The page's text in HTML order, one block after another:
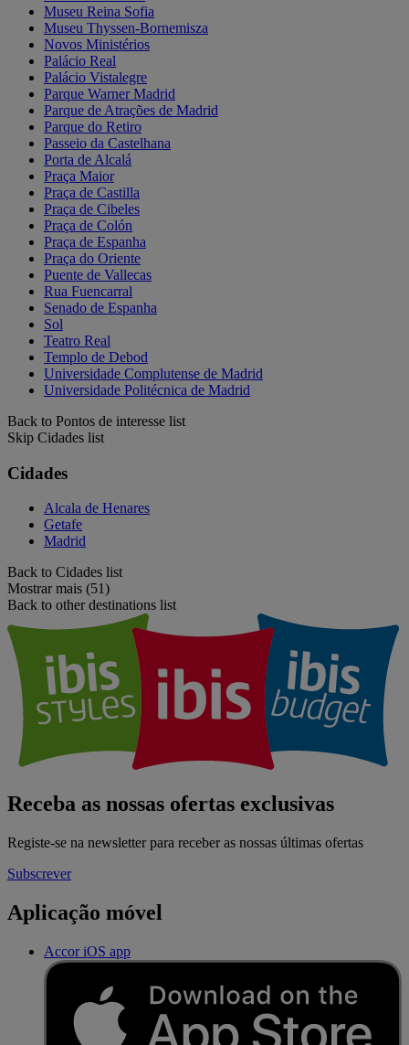
Museu Reina Sofia
Museu Thyssen-Bornemisza
Novos Ministérios
Palácio Real
Palácio Vistalegre
Parque Warner Madrid
Parque de Atrações de Madrid
Parque do Retiro
Passeio da Castelhana
Porta de Alcalá
Praça Maior
Praça de Castilla
Praça de Cibeles
Praça de Colón
Praça de Espanha
Praça do Oriente
Puente de Vallecas
Rua Fuencarral
Senado de Espanha
Sol
Teatro Real
Templo de Debod
Universidade Complutense de Madrid
Universidade Politécnica de Madrid
Back to Pontos de interesse list
Skip Cidades list
Cidades
Alcala de Henares
Getafe
Madrid
Back to Cidades list
Mostrar mais (51)
Back to other destinations list
Receba as nossas ofertas exclusivas
Registe-se na newsletter para receber as nossas últimas ofertas
Subscrever
Aplicação móvel
Accor iOS app